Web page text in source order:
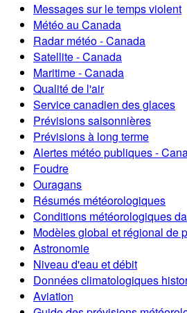
Messages sur le temps violent
Météo au Canada
Radar météo - Canada
Satellite - Canada
Maritime - Canada
Qualité de l'air
Service canadien des glaces
Prévisions saisonnières
Prévisions à long terme
Alertes météo publiques -
Foudre
Ouragans
Résumés météorologiques
Conditions météorologiques
Modèles global et régional de
Astronomie
Niveau d'eau et débit
Données climatologiques
Aviation